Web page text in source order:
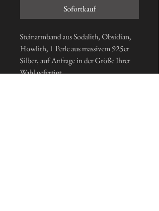
Sofortkauf
Steinarmband aus Sodalith, Obsidian,
Howlith, 1 Perle aus massivem 925er
Silber, auf Anfrage in der Größe Ihrer
Wahl gefertigt